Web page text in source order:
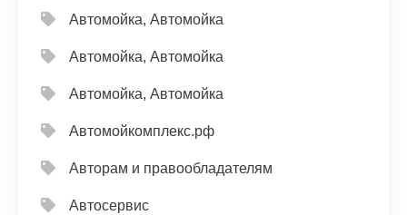
Автомойка, Автомойка
Автомойка, Автомойка
Автомойка, Автомойка
Автомойкомплекс.рф
Авторам и правообладателям
Автосервис